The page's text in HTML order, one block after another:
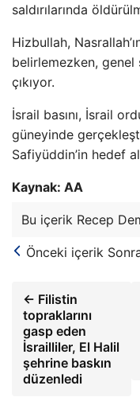
saldırılarında
Hizbullah,
belirlemezken,
çıkıyor.
İsrail basını, İsrail
güneyinde
Safiyüddin’in hedef
Kaynak: AA
Bu içerik Recep
Önceki içerik
← Filistin
topraklarını
gasp eden
İsrailliler, El Halil
şehrine baskın
düzenledi